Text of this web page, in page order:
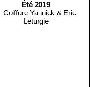
Été 2019